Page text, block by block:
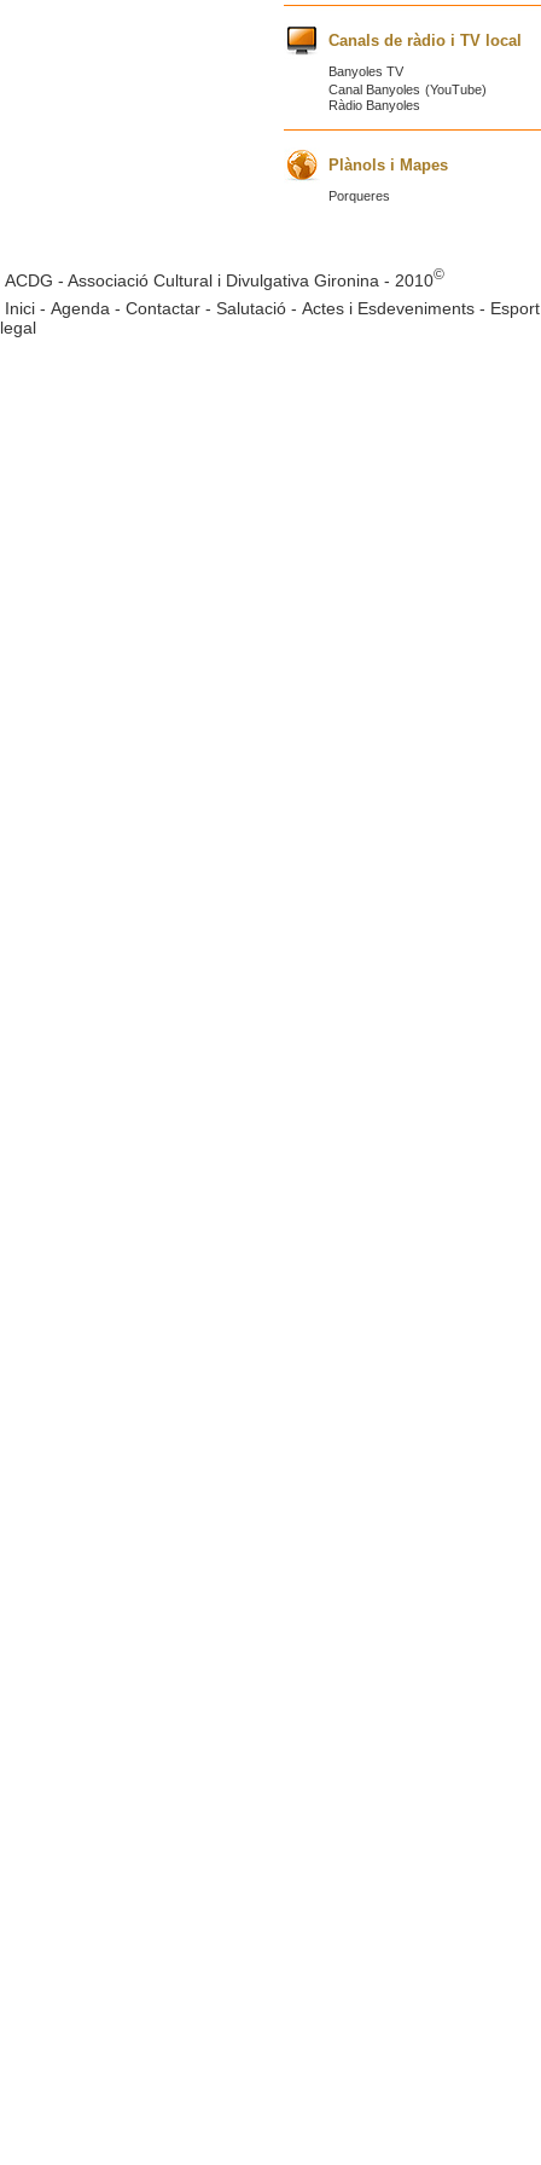
Canals de ràdio i TV local
Banyoles TV
Canal Banyoles (YouTube)
Ràdio Banyoles
Plànols i Mapes
Porqueres
ACDG - Associació Cultural i Divulgativa Gironina - 2010©
Inici - Agenda - Contactar - Salutació - Actes i Esdeveniments -
legal